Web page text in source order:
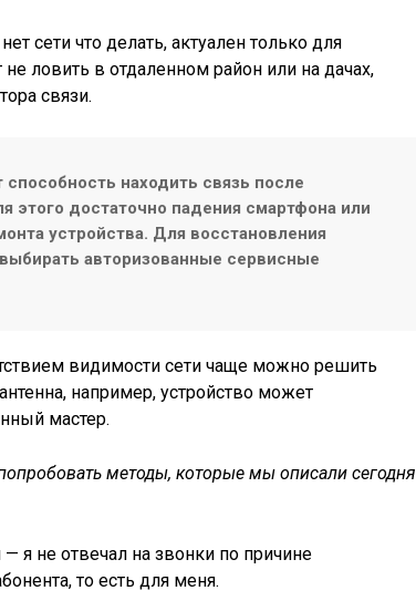
сети что делать, актуален только для
ловить в отдаленном район или на дачах,
связи.
находить связь после
этого достаточно падения смартфона или
устройства. Для восстановления
авторизованные сервисные
видимости сети чаще можно решить
например, устройство может
мастер.
методы, которые мы описали сегодня
я не отвечал на звонки по причине
то есть для меня.